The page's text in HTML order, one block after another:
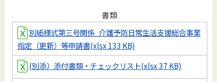
書類
別紙様式第三号関係_介護予防日常生活支援総合事業
指定（更新）等申請書(xlsx 133 KB)
(別添）添付書類・チェックリスト(xlsx 37 KB)